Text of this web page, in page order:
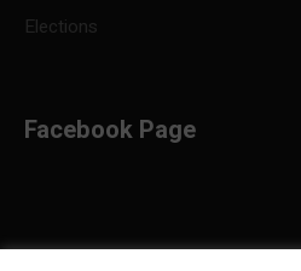
Elections
Facebook Page